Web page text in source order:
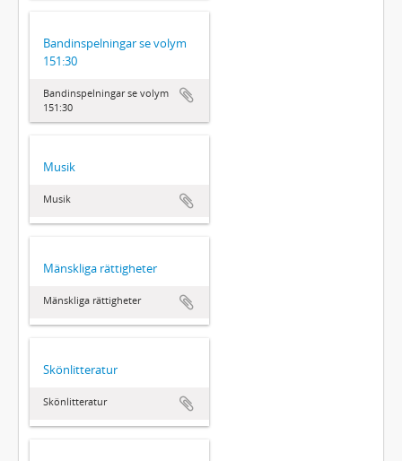
Bandinspelningar se volym
151:30
Bandinspelningar se volym
151:30
Musik
Musik
Mänskliga rättigheter
Mänskliga rättigheter
Skönlitteratur
Skönlitteratur